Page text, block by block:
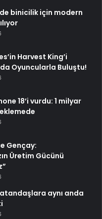
binicilik için modern
Harvest King’i
Oyuncularla Buluştu!
18’i vurdu: 1 milyar
Gençay:
Üretim Gücünü
aynı anda